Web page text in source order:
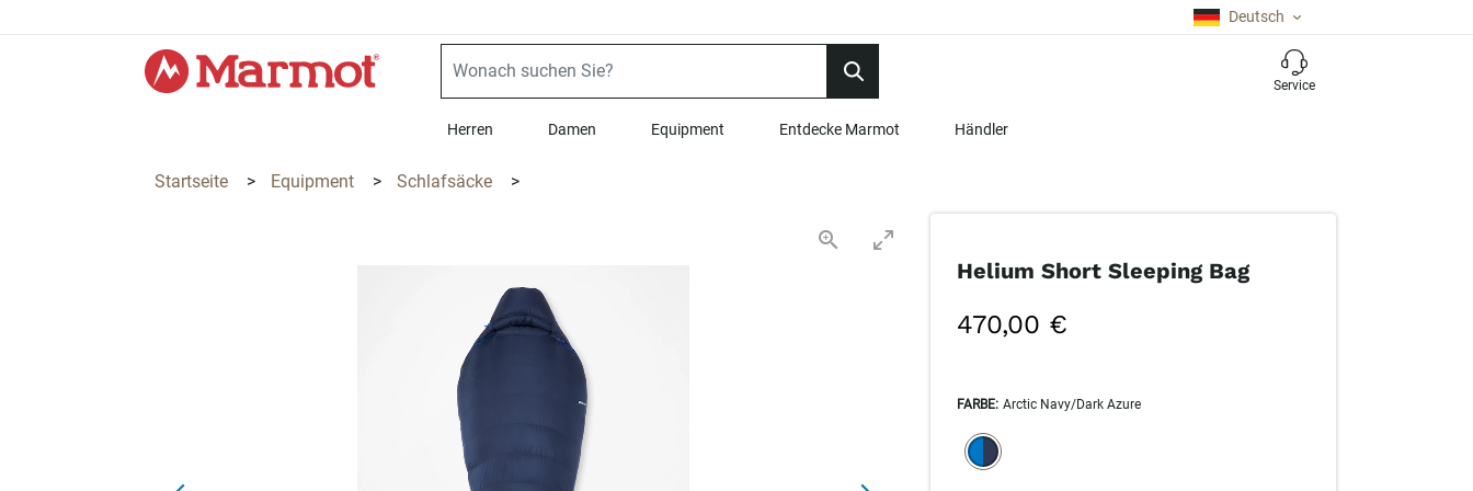
Deutsch
Service
Herren Damen Equipment Entdecke Marmot Händler
Startseite > Equipment > Schlafsäcke >
Helium Short Sleeping Bag
470,00 €
FARBE: Arctic Navy/Dark Azure
SELECTION WILL REFRESH THE PAGE WITH NEW RESULTS.
selected